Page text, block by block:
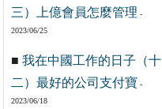
三）上億會員怎麼管理 -
2023/06/25
■ 我在中國工作的日子（十
二）最好的公司支付寶 -
2023/06/18